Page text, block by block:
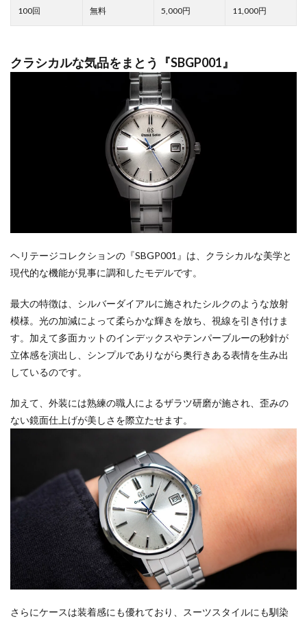
5,000 11,000
クラシカルな気品をまとう『SBGP001』
ヘリテージコレクションの『SBGP001』は、クラシカルな美学と
現代的な機能が見事に調和したモデルです。
最大の特徴は、シルバーダイアルに施されたシルクのような放射
模様。光の加減によって柔らかな輝きを放ち、視線を引き付けま
す。加えて多面カットのインデックスやテンパーブルーの秒針が
立体感を演出し、シンプルでありながら奥行きある表情を生み出
しているのです。
加えて、外装には熟練の職人によるザラツ研磨が施され、歪みの
ない鏡面仕上げが美しさを際立たせます。
さらにケースは装着感にも優れており、スーツスタイルにも馴染